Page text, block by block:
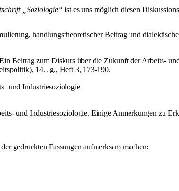
„Soziologie“ ist es uns möglich diesen
handlungstheoretischer Beitrag und
Beitrag zum Diskurs über die Zukunft der Arbeits-
14. Jg., Heft 3, 173-190.
und Industriesoziologie.
und Industriesoziologie. Einige Anmerkungen zu
gedruckten Fassungen aufmerksam machen: